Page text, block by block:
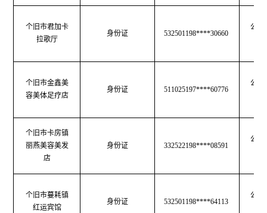
个旧市君加卡
拉歌厅
身份证 532501198****30660
公共
个旧市金鑫美
容美体足疗店
身份证 511025197****60776
公共
个旧市卡房镇
丽燕美容美发
店
身份证 332522198****08591
公共
个旧市蔓耗镇
红运宾馆
身份证 532501198****64113
公共